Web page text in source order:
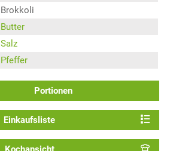
Brokkoli
Butter
Salz
Pfeffer
Portionen
Einkaufsliste